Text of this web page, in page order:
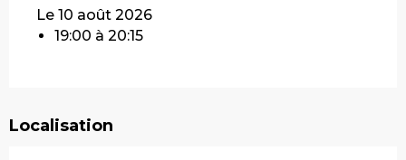
Le 10 août 2026
19:00 à 20:15
Localisation